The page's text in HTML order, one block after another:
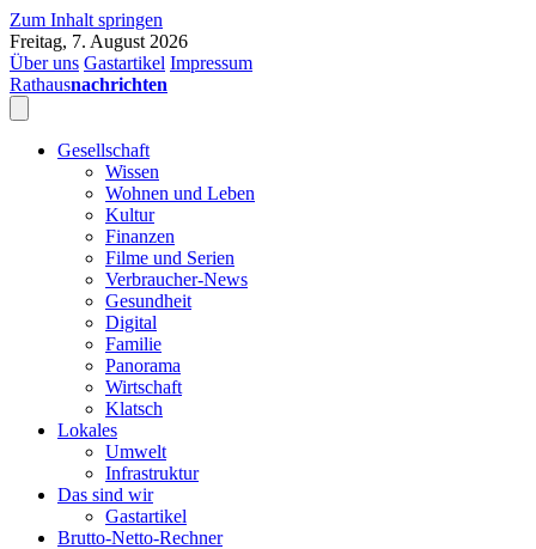
Zum Inhalt springen
Freitag, 7. August 2026
Über uns Gastartikel Impressum
Rathausnachrichten
Gesellschaft
Wissen
Wohnen und Leben
Kultur
Finanzen
Filme und Serien
Verbraucher-News
Gesundheit
Digital
Familie
Panorama
Wirtschaft
Klatsch
Lokales
Umwelt
Infrastruktur
Das sind wir
Gastartikel
Brutto-Netto-Rechner